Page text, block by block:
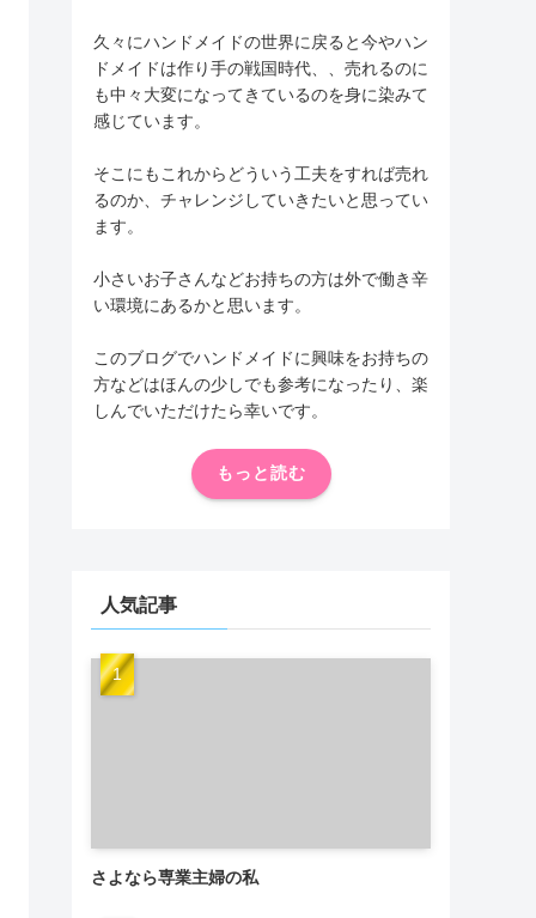
久々にハンドメイドの世界に戻ると今やハン
ドメイドは作り手の戦国時代、、売れるのに
も中々大変になってきているのを身に染みて
感じています。
そこにもこれからどういう工夫をすれば売れ
るのか、チャレンジしていきたいと思ってい
ます。
小さいお子さんなどお持ちの方は外で働き辛
い環境にあるかと思います。
このブログでハンドメイドに興味をお持ちの
方などはほんの少しでも参考になったり、楽
しんでいただけたら幸いです。
もっと読む
人気記事
さよなら専業主婦の私